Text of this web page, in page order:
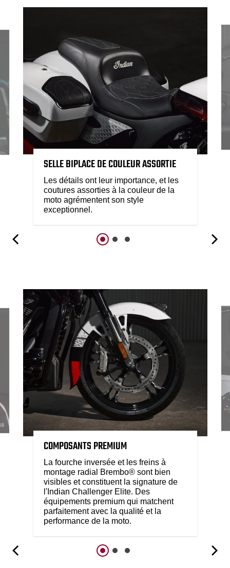
SELLE BIPLACE DE COULEUR ASSORTIE
Les détails ont leur importance, et les
coutures assorties à la couleur de la
moto agrémentent son style
exceptionnel.
COMPOSANTS PREMIUM
La fourche inversée et les freins à
montage radial Brembo® sont bien
visibles et constituent la signature de
l'Indian Challenger Elite. Des
équipements premium qui matchent
parfaitement avec la qualité et la
performance de la moto.